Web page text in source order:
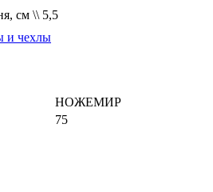
см \\ 5,5
и чехлы
НОЖЕМИР
75